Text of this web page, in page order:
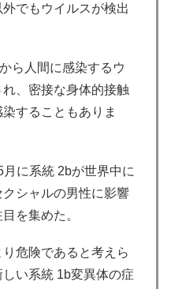
でもウイルスが検出
ら人間に感染するウ
、密接な身体的接触
することもありま
に系統 2bが世界中に
シャルの男性に影響
を集めた。
危険であると考えら
い系統 1b変異体の症